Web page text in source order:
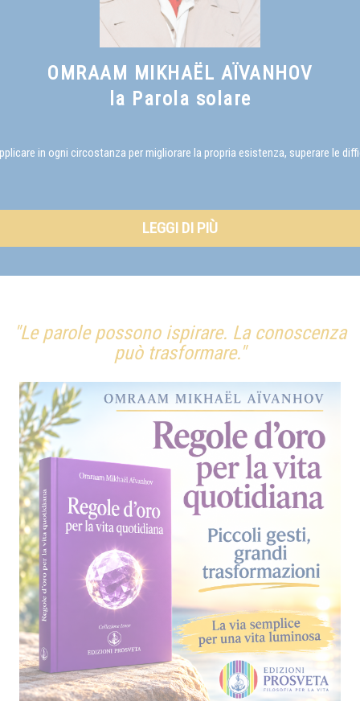
OMRAAM MIKHAËL AÏVANHOV
la Parola solare
in ogni circostanza per migliorare la propria esistenza, superare le
LEGGI DI PIÙ
"Le parole possono ispirare. La conoscenza
può trasformare."